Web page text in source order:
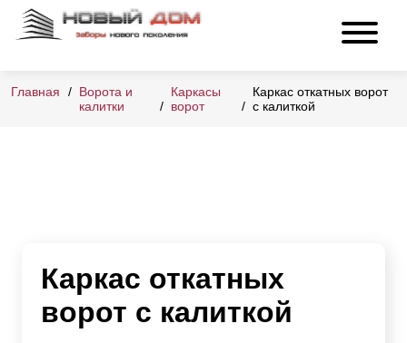
Главная
Ворота и
калитки
Каркасы
ворот
Каркас откатных ворот
с калиткой
Каркас откатных
ворот с калиткой